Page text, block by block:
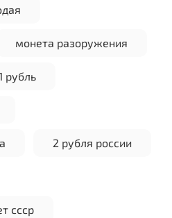
монета разоружения
рубль
2 рубля россии
ссср